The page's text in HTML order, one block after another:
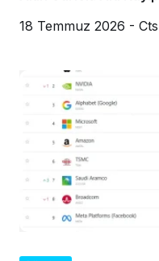
18 Temmuz 2026 - Cts